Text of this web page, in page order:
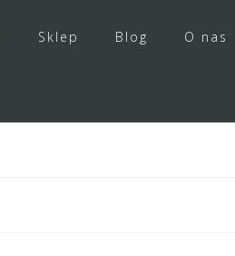
Sklep Blog O nas